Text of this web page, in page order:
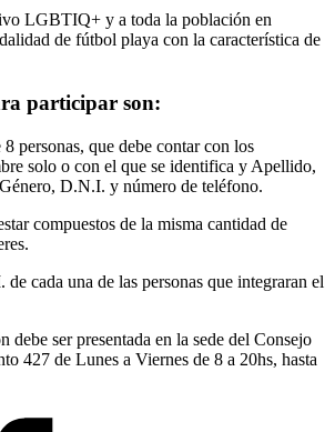
LGBTIQ+ y a toda la población en
de fútbol playa con la característica de
participar son:
personas, que debe contar con los
solo o con el que se identifica y Apellido,
D.N.I. y número de teléfono.
compuestos de la misma cantidad de
cada una de las personas que integraran el
debe ser presentada en la sede del Consejo
427 de Lunes a Viernes de 8 a 20hs, hasta